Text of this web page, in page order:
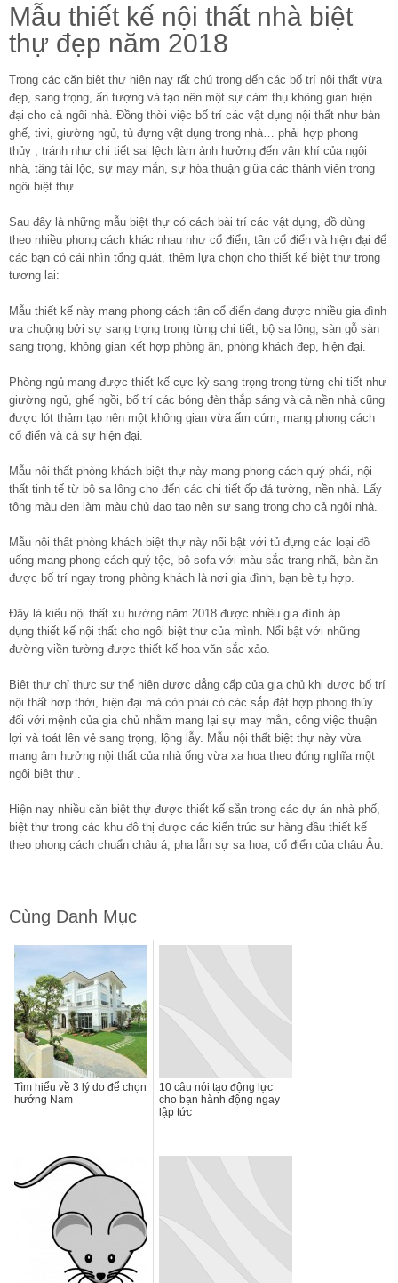
Mẫu thiết kế nội thất nhà biệt
thự đẹp năm 2018
Trong các căn biệt thự hiện nay rất chú trọng đến các bố trí nội thất vừa
đẹp, sang trọng, ấn tượng và tạo nên một sự cảm thụ không gian hiện
đại cho cả ngôi nhà. Đồng thời việc bố trí các vật dụng nội thất như bàn
ghế, tivi, giường ngủ, tủ đựng vật dụng trong nhà… phải hợp phong
thủy , tránh như chi tiết sai lệch làm ảnh hưởng đến vận khí của ngôi
nhà, tăng tài lộc, sự may mắn, sự hòa thuận giữa các thành viên trong
ngôi biệt thự.
Sau đây là những mẫu biệt thự có cách bài trí các vật dụng, đồ dùng
theo nhiều phong cách khác nhau như cổ điển, tân cổ điển và hiện đại để
các bạn có cái nhìn tổng quát, thêm lựa chọn cho thiết kế biệt thự trong
tương lai:
Mẫu thiết kế này mang phong cách tân cổ điển đang được nhiều gia đình
ưa chuộng bởi sự sang trọng trong từng chi tiết, bộ sa lông, sàn gỗ sàn
sang trọng, không gian kết hợp phòng ăn, phòng khách đẹp, hiện đại.
Phòng ngủ mang được thiết kế cực kỳ sang trọng trong từng chi tiết như
giường ngủ, ghế ngồi, bố trí các bóng đèn thắp sáng và cả nền nhà cũng
được lót thảm tạo nên một không gian vừa ấm cúm, mang phong cách
cổ điển và cả sự hiện đại.
Mẫu nội thất phòng khách biệt thự này mang phong cách quý phái, nội
thất tinh tế từ bộ sa lông cho đến các chi tiết ốp đá tường, nền nhà. Lấy
tông màu đen làm màu chủ đạo tạo nên sự sang trọng cho cả ngôi nhà.
Mẫu nội thất phòng khách biệt thự này nổi bật với tủ đựng các loại đồ
uống mang phong cách quý tộc, bộ sofa với màu sắc trang nhã, bàn ăn
được bố trí ngay trong phòng khách là nơi gia đình, bạn bè tụ hợp.
Đây là kiểu nội thất xu hướng năm 2018 được nhiều gia đình áp
dụng thiết kế nội thất cho ngôi biệt thự của mình. Nổi bật với những
đường viền tường được thiết kế hoa văn sắc xảo.
Biệt thự chỉ thực sự thể hiện được đẳng cấp của gia chủ khi được bố trí
nội thất hợp thời, hiện đại mà còn phải có các sắp đặt hợp phong thủy
đối với mệnh của gia chủ nhằm mang lại sự may mắn, công việc thuận
lợi và toát lên vẻ sang trọng, lộng lẫy. Mẫu nội thất biệt thự này vừa
mang âm hưởng nội thất của nhà ống vừa xa hoa theo đúng nghĩa một
ngôi biệt thự .
Hiện nay nhiều căn biệt thự được thiết kế sẵn trong các dự án nhà phố,
biệt thự trong các khu đô thị được các kiến trúc sư hàng đầu thiết kế
theo phong cách chuẩn châu á, pha lẫn sự sa hoa, cổ điển của châu Âu.
Cùng Danh Mục
Tìm hiểu về 3 lý do để chọn
hướng Nam
10 câu nói tạo động lực
cho bạn hành động ngay
lập tức